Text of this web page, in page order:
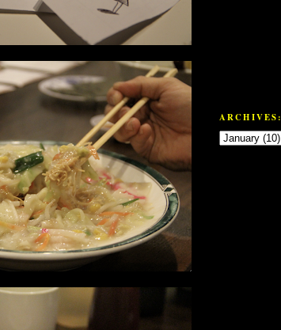
ARCHIVES: